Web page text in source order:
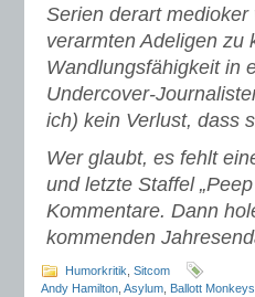
Serien derart
verarmten Adeligen zu
Wandlungsfähigkeit in
Undercover-
ich) kein Verlust, dass
Wer glaubt, es fehlt
und letzte Staffel
Kommentare. Dann
kommenden
Humorkritik Sitcom
Andy Hamilton Asylum Ballott Monkeys